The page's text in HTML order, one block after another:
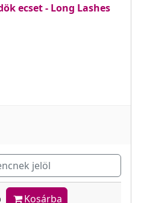
ecset - Long Lashes
jelöl
Kosárba